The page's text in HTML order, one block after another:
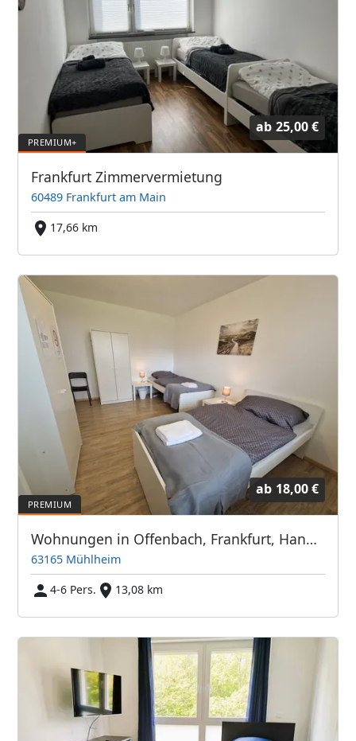
ab 25,00 €
Frankfurt Zimmervermietung
60489 Frankfurt am Main
17,66 km
ab 18,00 €
Wohnungen in Offenbach, Frankfurt, Hanau, Eschborn und Umgebung
63165 Mühlheim
4-6 Pers.
13,08 km